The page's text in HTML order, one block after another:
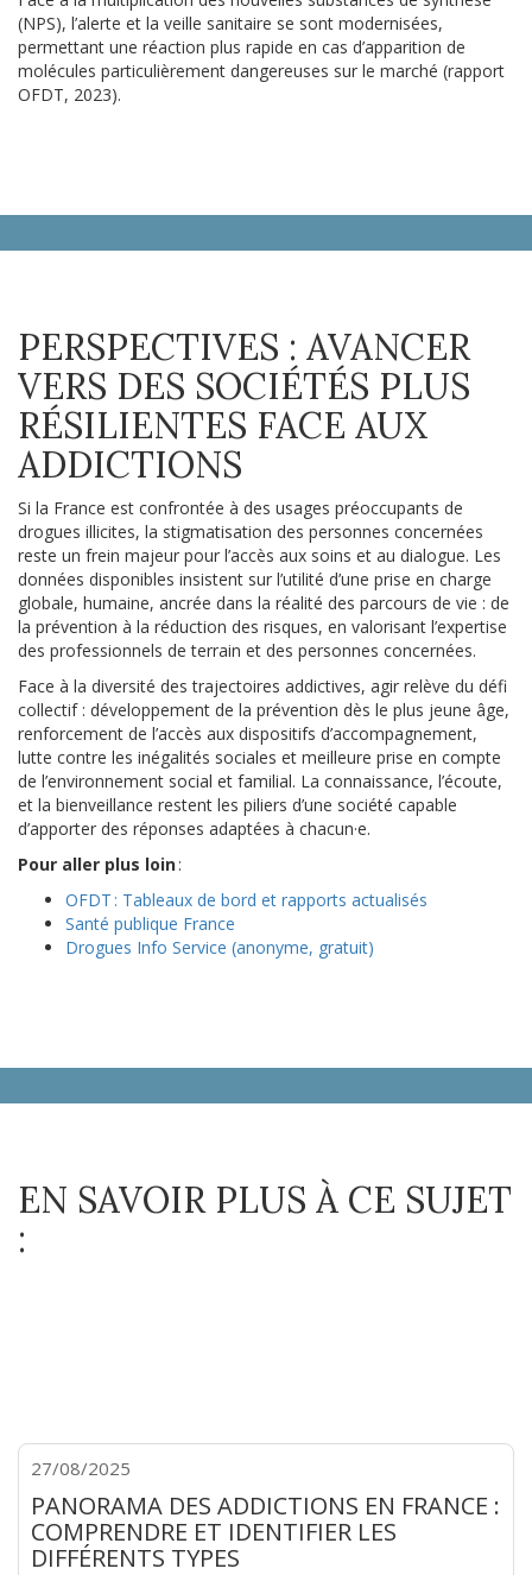
(NPS), l’alerte et la veille sanitaire se sont modernisées,
permettant une réaction plus rapide en cas d’apparition de
molécules particulièrement dangereuses sur le marché (rapport
OFDT, 2023).
PERSPECTIVES : AVANCER
VERS DES SOCIÉTÉS PLUS
RÉSILIENTES FACE AUX
ADDICTIONS
Si la France est confrontée à des usages préoccupants de
drogues illicites, la stigmatisation des personnes concernées
reste un frein majeur pour l’accès aux soins et au dialogue. Les
données disponibles insistent sur l’utilité d’une prise en charge
globale, humaine, ancrée dans la réalité des parcours de vie : de
la prévention à la réduction des risques, en valorisant l’expertise
des professionnels de terrain et des personnes concernées.
Face à la diversité des trajectoires addictives, agir relève du défi
collectif : développement de la prévention dès le plus jeune âge,
renforcement de l’accès aux dispositifs d’accompagnement,
lutte contre les inégalités sociales et meilleure prise en compte
de l’environnement social et familial. La connaissance, l’écoute,
et la bienveillance restent les piliers d’une société capable
d’apporter des réponses adaptées à chacun·e.
Pour aller plus loin:
OFDT : Tableaux de bord et rapports actualisés
Santé publique France
Drogues Info Service (anonyme, gratuit)
EN SAVOIR PLUS À CE SUJET
:
27/08/2025
PANORAMA DES ADDICTIONS EN FRANCE :
COMPRENDRE ET IDENTIFIER LES
DIFFÉRENTS TYPES